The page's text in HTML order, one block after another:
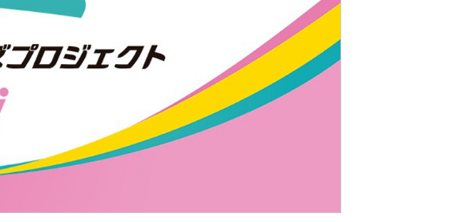
Nex